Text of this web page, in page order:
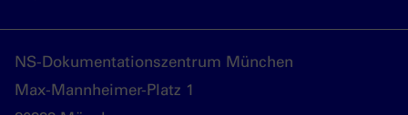
NS-Dokumentationszentrum München
Max-Mannheimer-Platz 1